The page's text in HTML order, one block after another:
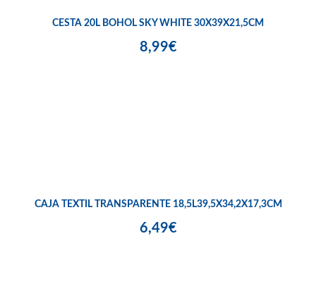
CESTA 20L BOHOL SKY WHITE 30X39X21,5CM
8,99€
CAJA TEXTIL TRANSPARENTE 18,5L39,5X34,2X17,3CM
6,49€